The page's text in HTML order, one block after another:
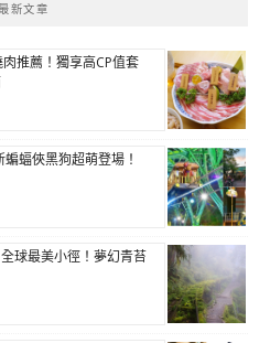
新文章
肉推薦！獨享高CP值套
蝠俠黑狗超萌登場！
球最美小徑！夢幻青苔